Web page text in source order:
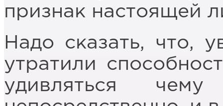
признак настоящей
Надо сказать, что,
утратили
удивляться